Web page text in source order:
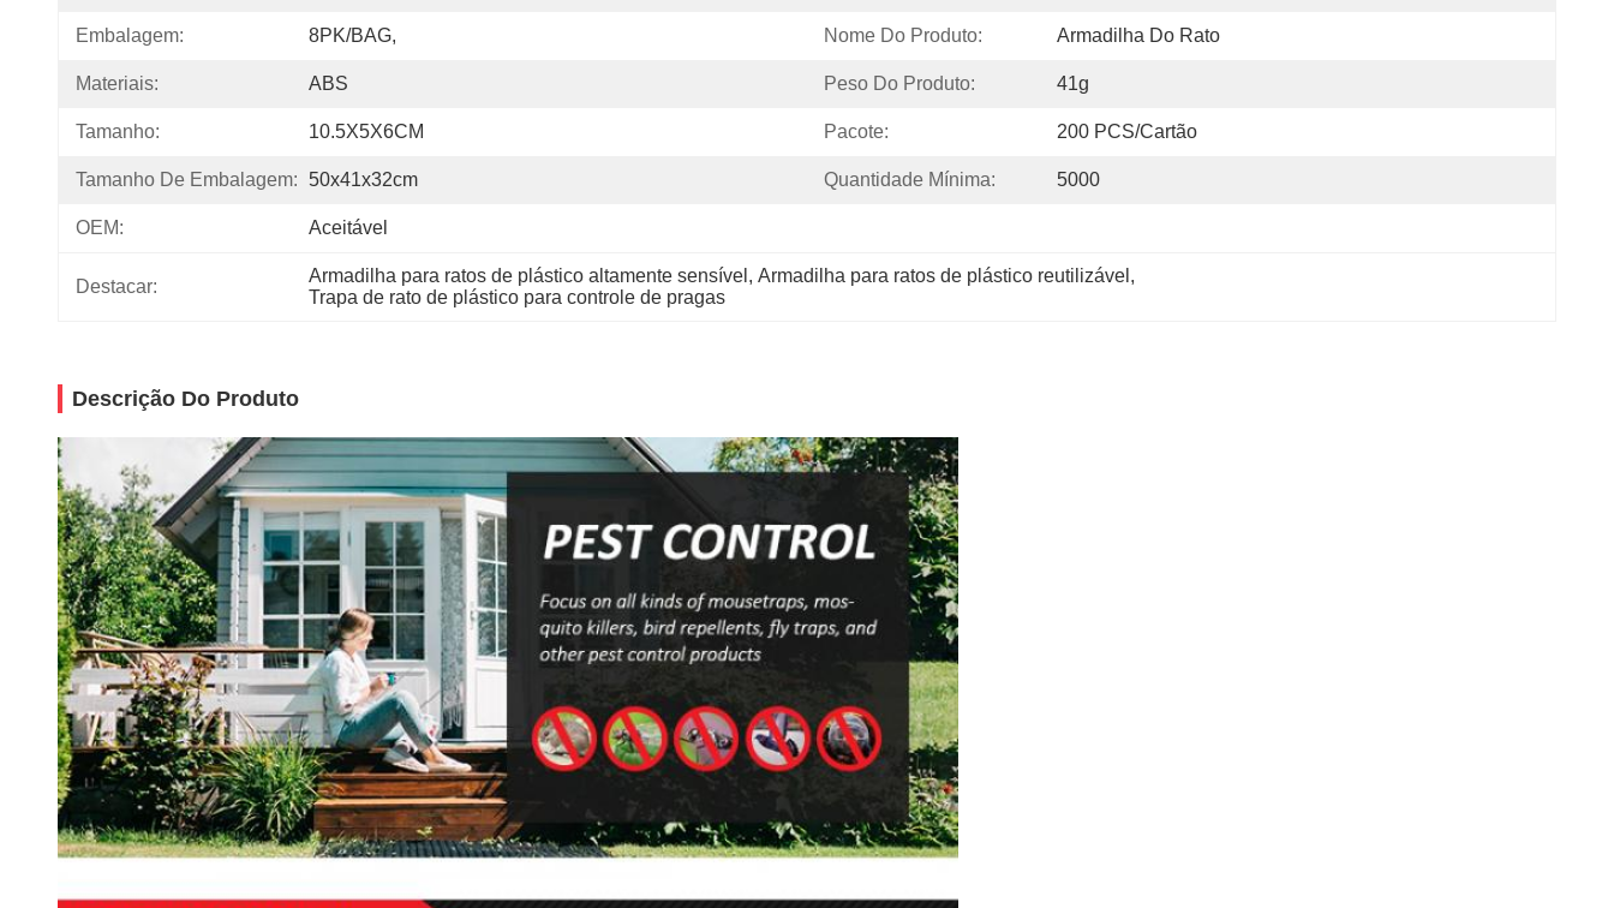
Embalagem: 8PK/BAG, Nome Do Produto: Armadilha Do Rato
Materiais: ABS Peso Do Produto: 41g
Tamanho: 10.5X5X6CM Pacote: 200 PCS/Cartão
Tamanho De Embalagem: 50x41x32cm Quantidade Mínima: 5000
OEM: Aceitável
Destacar:
Armadilha para ratos de plástico altamente sensível , Armadilha para ratos de plástico reutilizável ,
Trapa de rato de plástico para controle de pragas
Descrição Do Produto